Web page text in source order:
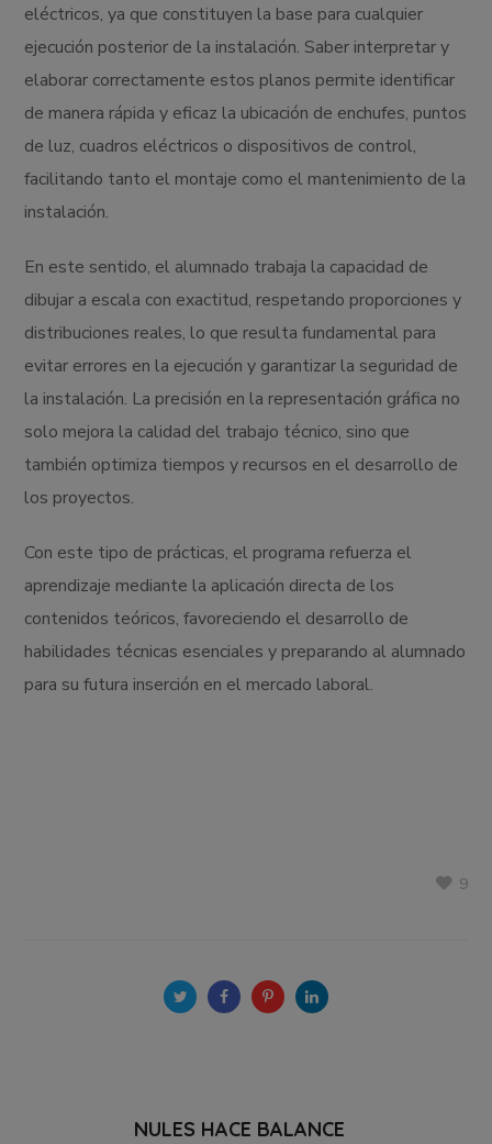
eléctricos, ya que constituyen la base para cualquier
ejecución posterior de la instalación. Saber interpretar y
elaborar correctamente estos planos permite identificar
de manera rápida y eficaz la ubicación de enchufes, puntos
de luz, cuadros eléctricos o dispositivos de control,
facilitando tanto el montaje como el mantenimiento de la
instalación.
En este sentido, el alumnado trabaja la capacidad de
dibujar a escala con exactitud, respetando proporciones y
distribuciones reales, lo que resulta fundamental para
evitar errores en la ejecución y garantizar la seguridad de
la instalación. La precisión en la representación gráfica no
solo mejora la calidad del trabajo técnico, sino que
también optimiza tiempos y recursos en el desarrollo de
los proyectos.
Con este tipo de prácticas, el programa refuerza el
aprendizaje mediante la aplicación directa de los
contenidos teóricos, favoreciendo el desarrollo de
habilidades técnicas esenciales y preparando al alumnado
para su futura inserción en el mercado laboral.
9
NULES HACE BALANCE